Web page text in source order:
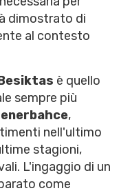
dimostrato di
al contesto
è quello
sempre più
,
nell'ultimo
stagioni,
L'ingaggio di un
come